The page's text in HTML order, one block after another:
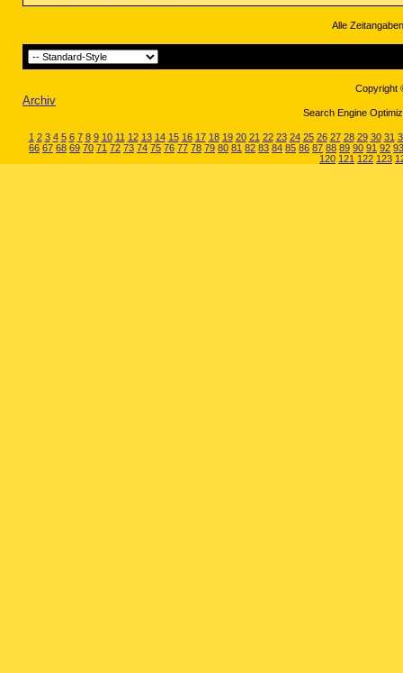
Alle
Copyright
Archiv
Search Engine
1 2 3 4 5 6 7 8 9 10 11 12 13 14 15 16 17 18 19 20 21 22 23 24 25 26 27 28 29 30 31
66 67 68 69 70 71 72 73 74 75 76 77 78 79 80 81 82 83 84 85 86 87 88 89 90 91 92 93
120 121 122 123